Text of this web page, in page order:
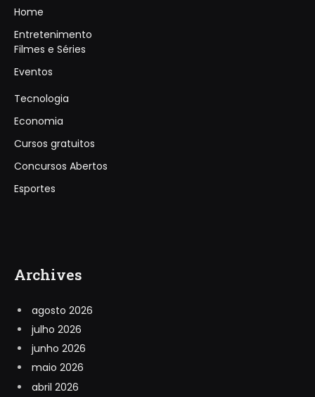
Home
Entretenimento
Filmes e Séries
Eventos
Tecnologia
Economia
Cursos gratuitos
Concursos Abertos
Esportes
Archives
agosto 2026
julho 2026
junho 2026
maio 2026
abril 2026